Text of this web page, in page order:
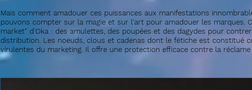
Mais comment amadouer ces puissances aux manifestations
pouvons compter sur la magie et sur l'art pour amadouer les marques.
market" d'Oka : des amulettes, des poupées et des dagydes pour
distribution. Les noeuds, clous et cadenas dont le fétiche est constitué
virulentes du marketing. Il offre une protection efficace contre la